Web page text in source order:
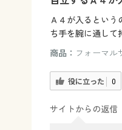
Ａ４が入るとい
ち手を腕に通して
商品： フォーマ
役に立った 0
サイトからの返信